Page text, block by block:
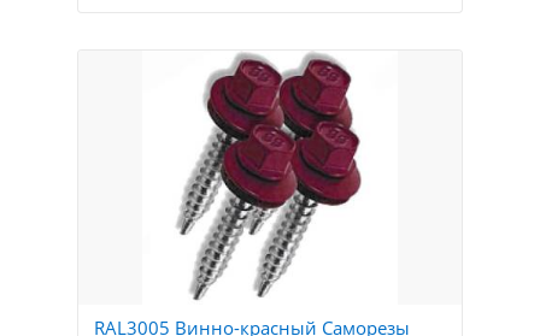
RAL3005 Винно-красный Саморезы